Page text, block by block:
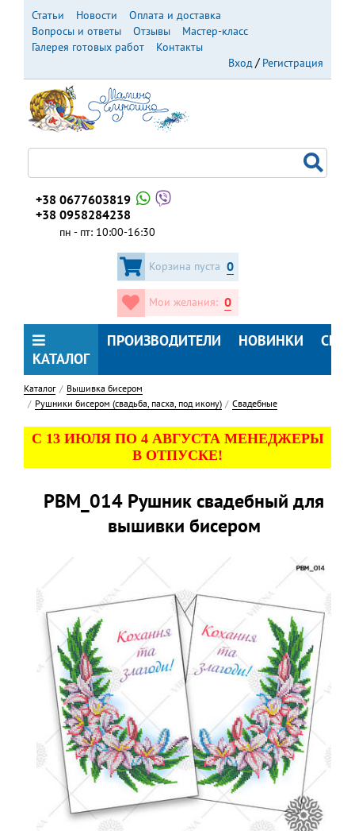
Перейти
основному
содержанию
Статьи Новости
Оплата и доставка
Вопросы и ответы
Отзывы
Мастер-класс
Галерея готовых работ
Контакты
Вход
Регистрация
+38 0677603819
+38 0958284238
пн - пт: 10:00-16:30
Корзина пуста 0
Мои желания: 0
КАТАЛОГ
ПРОИЗВОДИТЕЛИ НОВИНКИ
Каталог
Вышивка бисером
Рушники бисером (свадьба, пасха, под икону)
Свадебные
С 13 ИЮЛЯ ПО 4 АВГУСТА МЕНЕДЖЕРЫ
В ОТПУСКЕ!
РВМ_014 Рушник свадебный для
вышивки бисером